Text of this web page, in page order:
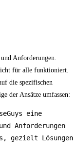
Anforderungen.
für alle funktioniert.
die spezifischen
der Ansätze umfassen:
eine
Anforderungen
gezielt Lösungen